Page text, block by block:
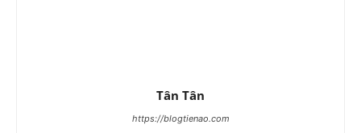
Tân Tân
https://blogtienao.com